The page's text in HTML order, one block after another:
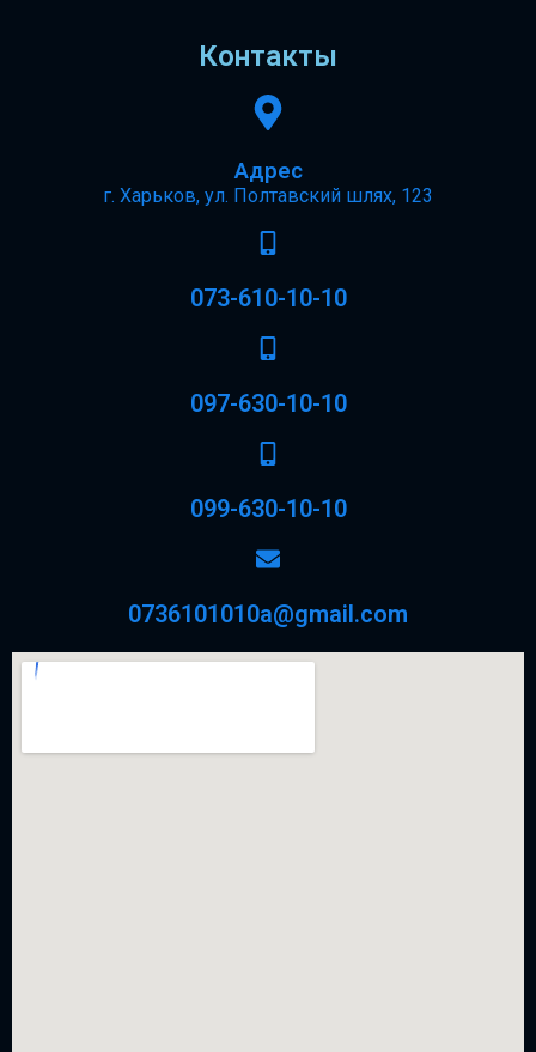
Контакты
Адрес
г. Харьков, ул. Полтавский шлях, 123
073-610-10-10
097-630-10-10
099-630-10-10
0736101010a@gmail.com